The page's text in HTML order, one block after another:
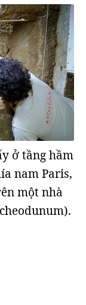
ở tầng hầm
nam Paris,
một nhà